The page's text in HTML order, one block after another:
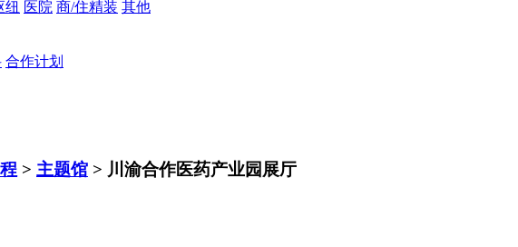
纽 医院 商/住精装 其他
合作计划
> 主题馆 > 川渝合作医药产业园展厅